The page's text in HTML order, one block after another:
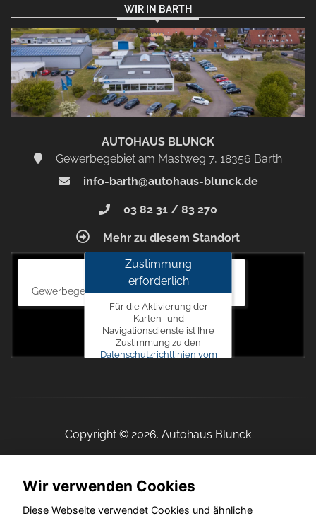
erforderlich.
Zustimmen
und
aktivieren
WIR IN BARTH
AUTOHAUS BLUNCK
Gewerbegebiet am Mastweg 7, 18356 Barth
info-barth@autohaus-blunck.de
03 82 31 / 83 270
Mehr zu diesem Standort
Autohaus Blunck
Gewerbegebiet am Mastweg 7, 18356 Barth
Zustimmung
erforderlich
Für die Aktivierung der
Karten- und
Navigationsdienste ist Ihre
Zustimmung zu den
Datenschutzrichtlinien vom
und
Copyright © 2026. Autohaus Blunck
Startseite Datenschutz Impressum AGB AGB (Service)
Wir verwenden Cookies
Diese Webseite verwendet Cookies und ähnliche